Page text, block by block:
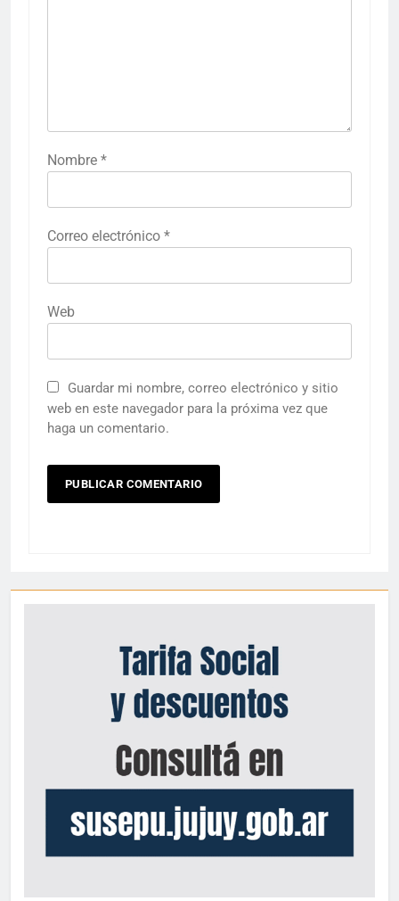
Nombre *
Correo electrónico *
Web
Guardar mi nombre, correo electrónico y sitio
web en este navegador para la próxima vez que
haga un comentario.